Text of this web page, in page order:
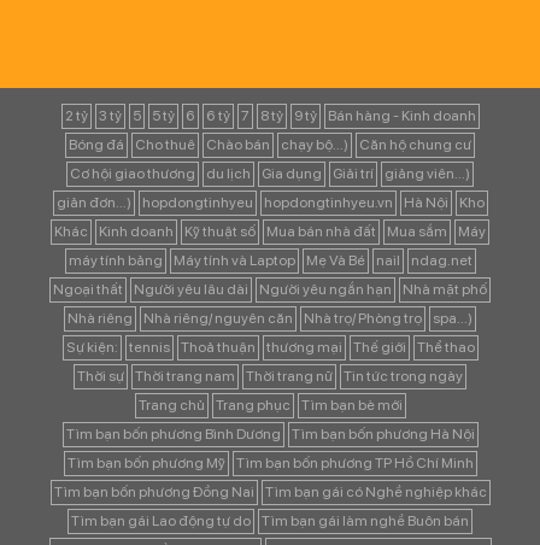
2 tỷ 3 tỷ 5 5 tỷ 6 6 tỷ 7 8 tỷ 9 tỷ
Bán hàng - Kinh doanh
Bóng đá
Cho thuê Chào bán chạy bộ...)
Căn hộ chung cư
Cơ hội giao thương
du lịch Gia dụng Giải trí
giảng viên...)
giản đơn...)
hopdongtinhyeu hopdongtinhyeu.vn Hà Nội
Kho
Khác
Kinh doanh Kỹ thuật số Mua bán nhà đất Mua sắm
Máy
máy tính bảng
Máy tính và Laptop Mẹ Và Bé nail
ndag.net
Ngoại thất
Người yêu lâu dài Người yêu ngắn hạn
Nhà mặt phố
Nhà riêng
Nhà riêng/ nguyên căn Nhà trọ/ Phòng trọ
spa...)
Sự kiện:
tennis Thoả thuận thương mại Thế giới
Thể thao
Thời sự
Thời trang nam Thời trang nữ
Tin tức trong ngày
Trang chủ
Trang phục
Tìm bạn bè mới
Tìm bạn bốn phương Bình Dương
Tìm bạn bốn phương Hà Nội
Tìm bạn bốn phương Mỹ
Tìm bạn bốn phương TP Hồ Chí Minh
Tìm bạn bốn phương Đồng Nai
Tìm bạn gái có Nghề nghiệp khác
Tìm bạn gái Lao động tự do
Tìm bạn gái làm nghề Buôn bán